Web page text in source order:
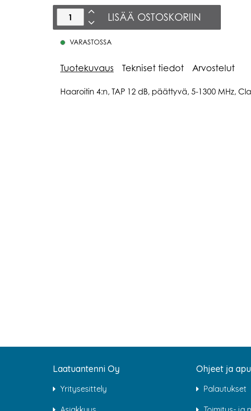
LISÄÄ OSTOSKORIIN
VARASTOSSA
Tuotekuvaus Tekniset tiedot Arvostelut
Haaroitin 4:n, TAP 12 dB, päättyvä, 5-1300 MHz,
Laatuantenni Oy
Yritysesittely
Ohjeet ja
Palautukset